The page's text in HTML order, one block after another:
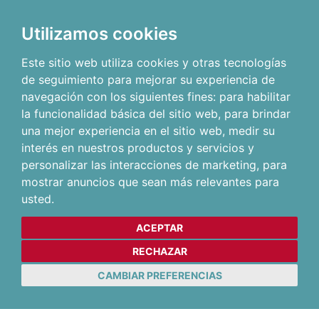
Utilizamos cookies
Este sitio web utiliza cookies y otras tecnologías
de seguimiento para mejorar su experiencia de
navegación con los siguientes fines: para habilitar
la funcionalidad básica del sitio web, para brindar
una mejor experiencia en el sitio web, medir su
interés en nuestros productos y servicios y
personalizar las interacciones de marketing, para
mostrar anuncios que sean más relevantes para
usted.
ACEPTAR
RECHAZAR
CAMBIAR PREFERENCIAS